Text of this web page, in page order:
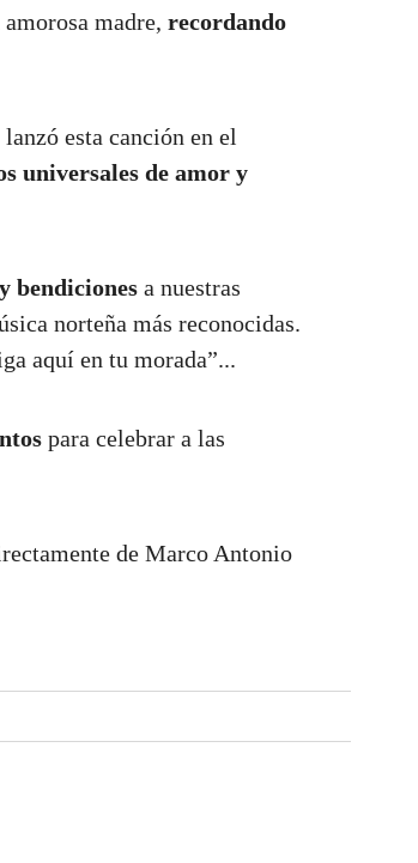
madre, recordando
esta canción en el
universales de amor y
bendiciones a nuestras
norteña más reconocidas.
aquí en tu morada”...
para celebrar a las
de Marco Antonio